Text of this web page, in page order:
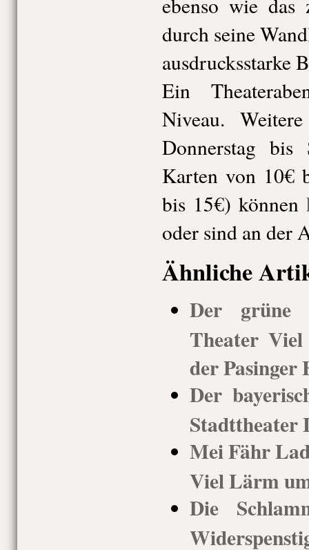
durch seine
ausdrucksstarke
Ein
Niveau.
Donnerstag
Karten von 10€
bis 15€) können
oder sind an der
Ähnliche
Der grüne
Theater
der Pasinger
Der
Stadttheater
Mei Fähr
Viel Lärm
Die